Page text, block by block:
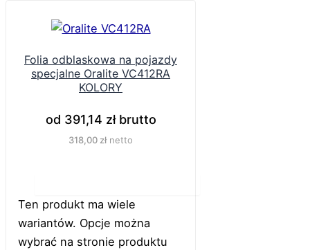
Folia odblaskowa na pojazdy
specjalne Oralite VC412RA
KOLORY
od 391,14 złbrutto
318,00 złnetto
Ten produkt ma wiele
wariantów. Opcje można
wybrać na stronie produktu